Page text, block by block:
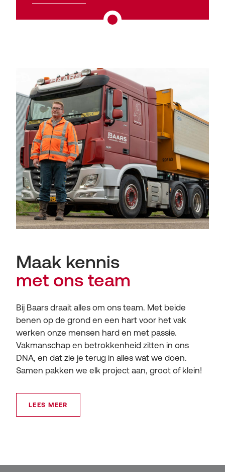
Maak kennis
met ons team
Bij Baars draait alles om ons team. Met beide
benen op de grond en een hart voor het vak
werken onze mensen hard en met passie.
Vakmanschap en betrokkenheid zitten in ons
DNA, en dat zie je terug in alles wat we doen.
Samen pakken we elk project aan, groot of klein!
LEES MEER